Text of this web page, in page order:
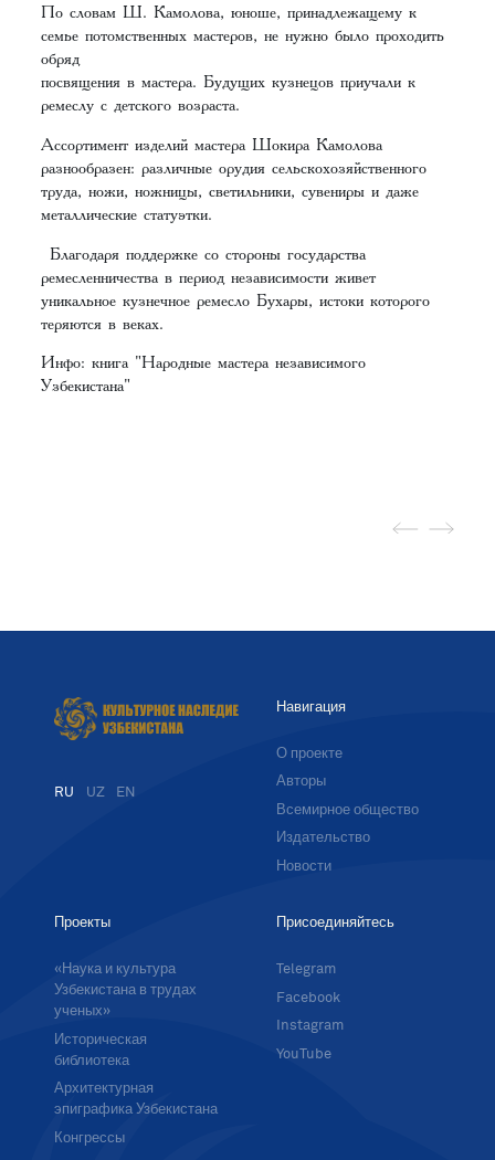
По словам Ш. Камолова, юноше, принадлежащему к
семье потомственных мастеров, не нужно было проходить
обряд
посвящения в мастера. Будущих кузнецов приучали к
ремеслу с детского возраста.
Ассортимент изделий мастера Шокира Камолова
разнообразен: различные орудия сельскохозяйственного
труда, ножи, ножницы, светильники, сувениры и даже
металлические статуэтки.
Благодаря поддержке со стороны государства
ремесленничества в период независимости живет
уникальное кузнечное ремесло Бухары, истоки которого
теряются в веках.
Инфо: книга "Народные мастера независимого
Узбекистана"
RU UZ EN
Навигация
О проекте
Авторы
Всемирное общество
Издательство
Новости
Проекты
«Наука и культура
Узбекистана в трудах
ученых»
Историческая
библиотека
Архитектурная
эпиграфика Узбекистана
Конгрессы
Присоединяйтесь
Telegram
Facebook
Instagram
YouTube